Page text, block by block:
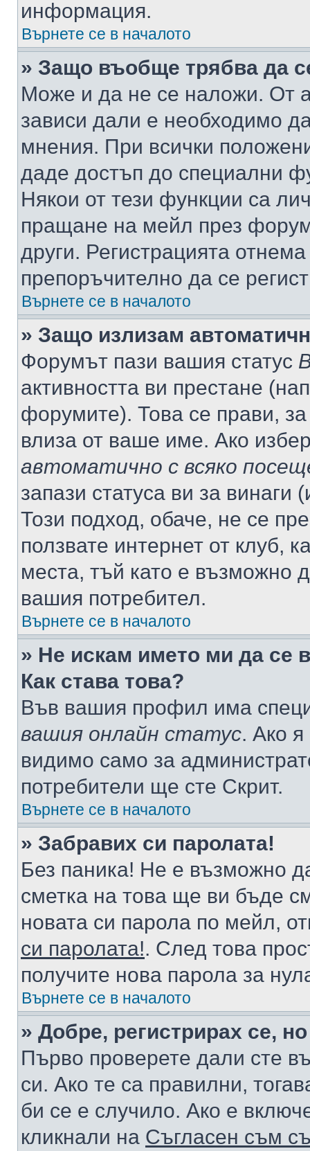
информация.
Върнете се в началото
» Защо въобще трябва да
Може и да не се наложи. От
зависи дали е необходимо
мнения. При всички
даде достъп до специални
Някои от тези функции са
пращане на мейл през
други. Регистрацията
препоръчително да се
Върнете се в началото
» Защо излизам
Форумът пази вашия статус
активността ви престане
форумите). Това се прави,
влиза от ваше име. Ако
автоматично с всяко
запази статуса ви за винаги
Този подход, обаче, не се
ползвате интернет от клуб,
места, тъй като е възможно
вашия потребител.
Върнете се в началото
» Не искам името ми да се
Как става това?
Във вашия профил има
вашия онлайн статус. Ако
видимо само за
потребители ще сте Скрит.
Върнете се в началото
» Забравих си паролата!
Без паника! Не е възможно
сметка на това ще ви бъде
новата си парола по мейл,
си паролата!. След това
получите нова парола за
Върнете се в началото
» Добре, регистрирах се,
Първо проверете дали сте
си. Ако те са правилни,
би се е случило. Ако е
кликнали на Съгласен съм